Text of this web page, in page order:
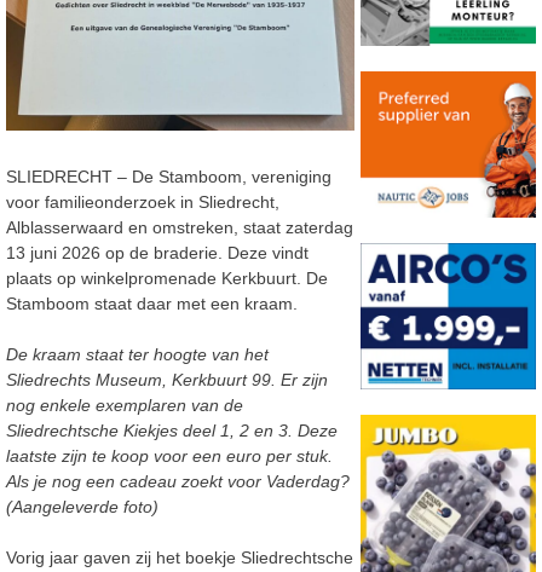
SLIEDRECHT – De Stamboom, vereniging
voor familieonderzoek in Sliedrecht,
Alblasserwaard en omstreken, staat zaterdag
13 juni 2026 op de braderie. Deze vindt
plaats op winkelpromenade Kerkbuurt. De
Stamboom staat daar met een kraam.
De kraam staat ter hoogte van het
Sliedrechts Museum, Kerkbuurt 99. Er zijn
nog enkele exemplaren van de
Sliedrechtsche Kiekjes deel 1, 2 en 3. Deze
laatste zijn te koop voor een euro per stuk.
Als je nog een cadeau zoekt voor Vaderdag?
(Aangeleverde foto)
Vorig jaar gaven zij het boekje Sliedrechtsche